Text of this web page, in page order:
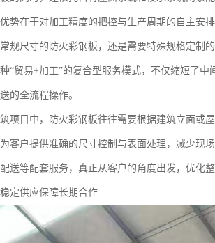
势在于对加工精度的把控与生产周期的自主安
规尺寸的防火彩钢板，还是需要特殊规格定制
“贸易+加工”的复合型服务模式，不仅缩短了
的全流程操作。
项目中，防火彩钢板往往需要根据建筑立面或
客户提供准确的尺寸控制与表面处理，减少现
送等配套服务，真正从客户的角度出发，优化整
定供应保障长期合作